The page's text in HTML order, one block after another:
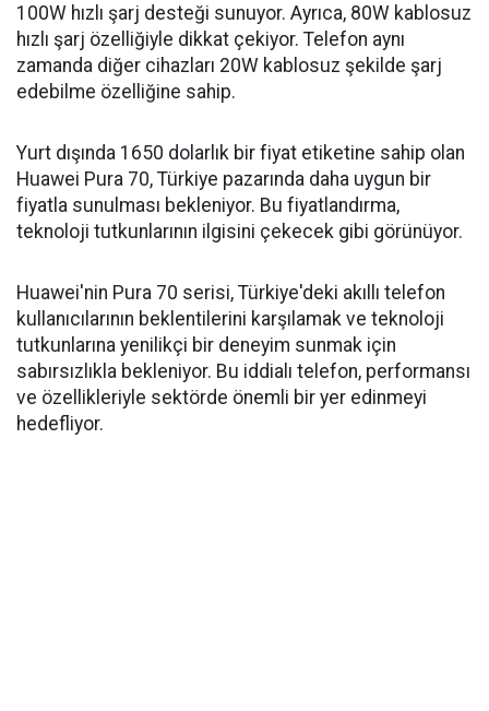
100W hızlı şarj desteği sunuyor. Ayrıca, 80W kablosuz
hızlı şarj özelliğiyle dikkat çekiyor. Telefon aynı
zamanda diğer cihazları 20W kablosuz şekilde şarj
edebilme özelliğine sahip.
Yurt dışında 1650 dolarlık bir fiyat etiketine sahip olan
Huawei Pura 70, Türkiye pazarında daha uygun bir
fiyatla sunulması bekleniyor. Bu fiyatlandırma,
teknoloji tutkunlarının ilgisini çekecek gibi görünüyor.
Huawei'nin Pura 70 serisi, Türkiye'deki akıllı telefon
kullanıcılarının beklentilerini karşılamak ve teknoloji
tutkunlarına yenilikçi bir deneyim sunmak için
sabırsızlıkla bekleniyor. Bu iddialı telefon, performansı
ve özellikleriyle sektörde önemli bir yer edinmeyi
hedefliyor.